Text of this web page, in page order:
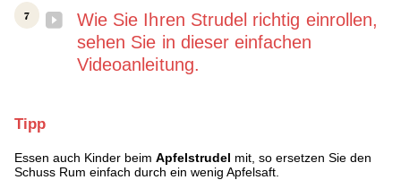
Wie Sie Ihren Strudel richtig einrollen,
sehen Sie in dieser einfachen
Videoanleitung.
Tipp
Essen auch Kinder beim Apfelstrudel mit, so ersetzen Sie den
Schuss Rum einfach durch ein wenig Apfelsaft.